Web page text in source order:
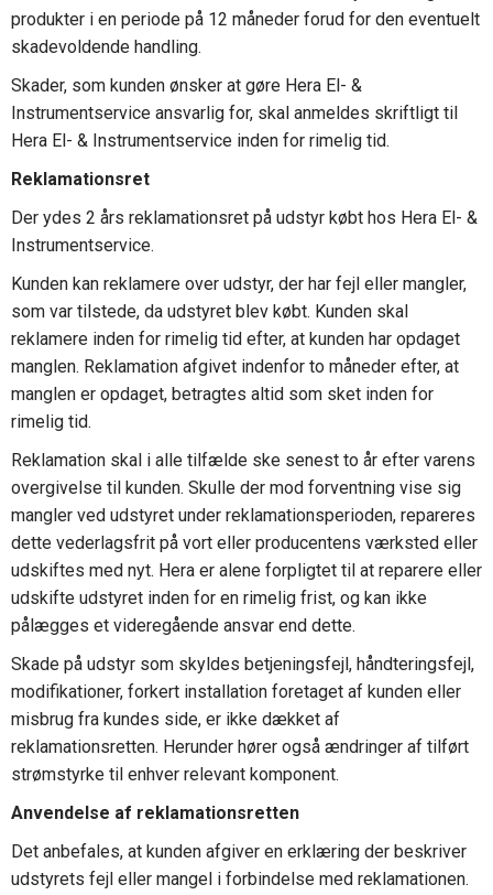
produkter i en periode på 12 måneder forud for den eventuelt
skadevoldende handling.
Skader, som kunden ønsker at gøre Hera El- &
Instrumentservice ansvarlig for, skal anmeldes skriftligt til
Hera El- & Instrumentservice inden for rimelig tid.
Reklamationsret
Der ydes 2 års reklamationsret på udstyr købt hos Hera El- &
Instrumentservice.
Kunden kan reklamere over udstyr, der har fejl eller mangler,
som var tilstede, da udstyret blev købt. Kunden skal
reklamere inden for rimelig tid efter, at kunden har opdaget
manglen. Reklamation afgivet indenfor to måneder efter, at
manglen er opdaget, betragtes altid som sket inden for
rimelig tid.
Reklamation skal i alle tilfælde ske senest to år efter varens
overgivelse til kunden. Skulle der mod forventning vise sig
mangler ved udstyret under reklamationsperioden, repareres
dette vederlagsfrit på vort eller producentens værksted eller
udskiftes med nyt. Hera er alene forpligtet til at reparere eller
udskifte udstyret inden for en rimelig frist, og kan ikke
pålægges et videregående ansvar end dette.
Skade på udstyr som skyldes betjeningsfejl, håndteringsfejl,
modifikationer, forkert installation foretaget af kunden eller
misbrug fra kundes side, er ikke dækket af
reklamationsretten. Herunder hører også ændringer af tilført
strømstyrke til enhver relevant komponent.
Anvendelse af reklamationsretten
Det anbefales, at kunden afgiver en erklæring der beskriver
udstyrets fejl eller mangel i forbindelse med reklamationen.